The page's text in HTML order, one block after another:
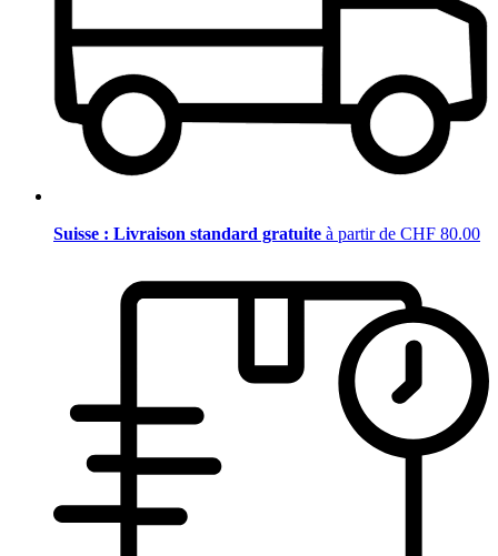
Suisse : Livraison standard gratuite à partir de CHF 80.00